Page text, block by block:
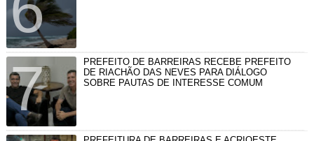
PREFEITO DE BARREIRAS RECEBE PREFEITO
DE RIACHÃO DAS NEVES PARA DIÁLOGO
SOBRE PAUTAS DE INTERESSE COMUM